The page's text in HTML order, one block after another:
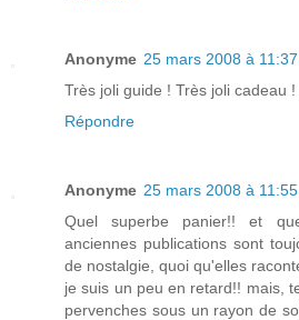
Anonyme 25 mars 2008 à 11:37
Très joli guide ! Très joli cadeau
Répondre
Anonyme 25 mars 2008 à 11:55
Quel superbe panier!! et
anciennes publications sont
de nostalgie, quoi qu'elles
je suis un peu en retard!! mais,
pervenches sous un rayon de